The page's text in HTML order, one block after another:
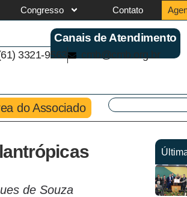
Congresso Contato
Canais de Atendimento
3321-9563 cmb@cmb.org.br
do Associado
de Souza